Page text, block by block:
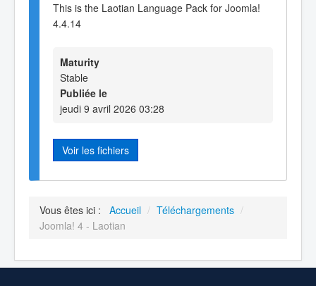
This is the Laotian Language Pack for Joomla!
4.4.14
Maturity
Stable
Publiée le
jeudi 9 avril 2026 03:28
Voir les fichiers
Vous êtes ici : Accueil / Téléchargements /
Joomla! 4 - Laotian